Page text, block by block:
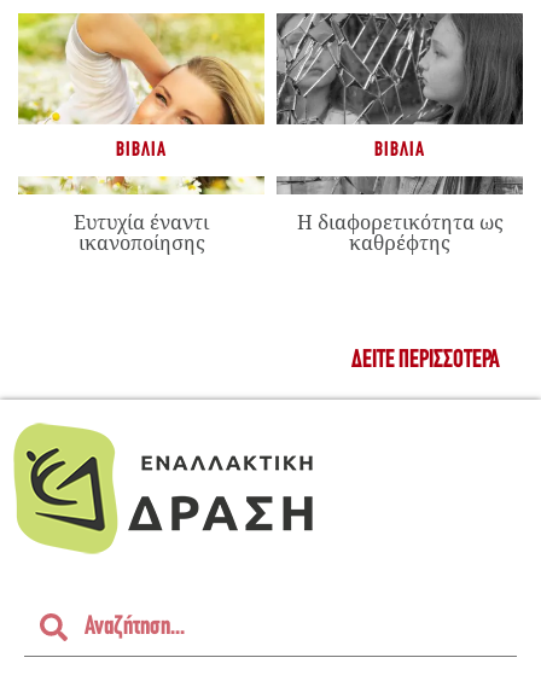
ΒΙΒΛΊΑ
Ευτυχία έναντι
ικανοποίησης
ΒΙΒΛΊΑ
Η διαφορετικότητα ως
καθρέφτης
ΔΕΊΤΕ ΠΕΡΙΣΣΌΤΕΡΑ